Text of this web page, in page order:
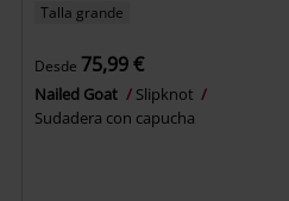
Talla grande
Desde 75,99 €
Nailed Goat
Slipknot
Sudadera con capucha